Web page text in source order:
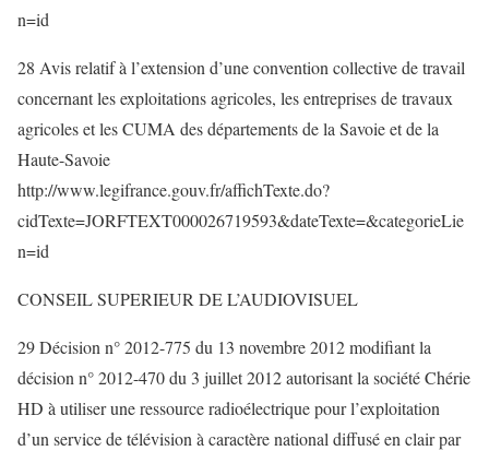
n=id
28 Avis relatif à l’extension d’une convention collective de travail
concernant les exploitations agricoles, les entreprises de travaux
agricoles et les CUMA des départements de la Savoie et de la
Haute-Savoie
http://www.legifrance.gouv.fr/affichTexte.do?
cidTexte=JORFTEXT000026719593&dateTexte=&categorieLie
n=id
CONSEIL SUPERIEUR DE L’AUDIOVISUEL
29 Décision n° 2012-775 du 13 novembre 2012 modifiant la
décision n° 2012-470 du 3 juillet 2012 autorisant la société Chérie
HD à utiliser une ressource radioélectrique pour l’exploitation
d’un service de télévision à caractère national diffusé en clair par